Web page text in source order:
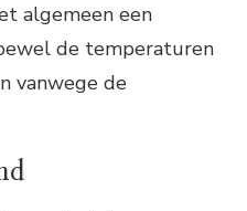
algemeen een
de temperaturen
vanwege de